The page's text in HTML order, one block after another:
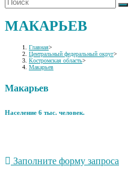
МАКАРЬЕВ
Главная>
Центральный федеральный округ>
Костромская область>
Макарьев
Макарьев
Население 6 тыс. человек.
Заполните форму запроса